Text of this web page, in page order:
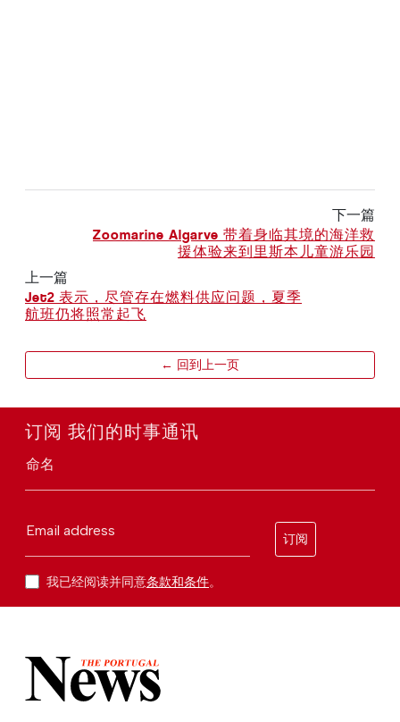
下一篇
Zoomarine Algarve 带着身临其境的海洋救
援体验来到里斯本儿童游乐园
上一篇
Jet2 表示，尽管存在燃料供应问题，夏季
航班仍将照常起飞
← 回到上一页
订阅 我们的时事通讯
命名
Email address
订阅
我已经阅读并同意条款和条件。